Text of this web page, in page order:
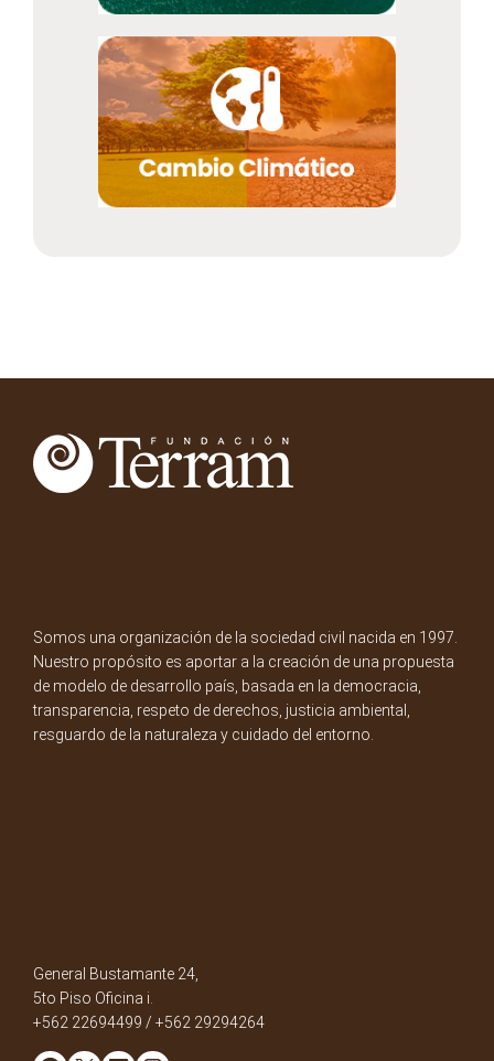
Somos una organización de la sociedad civil nacida en 1997.
Nuestro propósito es aportar a la creación de una propuesta
de modelo de desarrollo país, basada en la democracia,
transparencia, respeto de derechos, justicia ambiental,
resguardo de la naturaleza y cuidado del entorno.
General Bustamante 24,
5to Piso Oficina i.
+562 22694499 / +562 29294264